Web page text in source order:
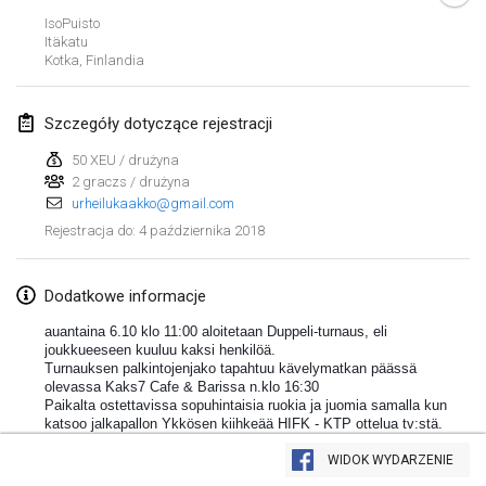
Lista widoku
IsoPuisto
Itäkatu
Kotka Finlandia
Szczegóły dotyczące rejestracji
50 XEU / drużyna
2 graczs / drużyna
urheilukaakko@gmail.com
Rejestracja do: 4 października 2018
Dodatkowe informacje
auantaina 6.10 klo 11:00 aloitetaan Duppeli-turnaus, eli
joukkueeseen kuuluu kaksi henkilöä.
Turnauksen palkintojenjako tapahtuu kävelymatkan päässä
olevassa Kaks7 Cafe & Barissa n.klo 16:30
Paikalta ostettavissa sopuhintaisia ruokia ja juomia samalla kun
katsoo jalkapallon Ykkösen kiihkeää HIFK - KTP ottelua tv:stä.
Sunnuntaina 7.10 klo 11:00 pelataan Singeli-turnaus, eliWIDOK WYDARZENIE
Lumi Mölkky
3 lut 2018|
10 lut 2018 | Francja
Faschings-Mölkky
11 lut 2018|Niemcy
24 lut 2018|Czechy
SM HalliMölkky - Finnish Championship
24 lut 2018|Finlandia
Tournoi de l'ASSER